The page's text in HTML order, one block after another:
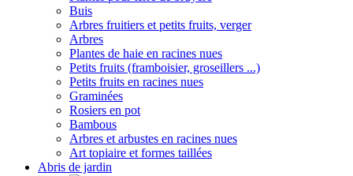
Buis
Arbres fruitiers et petits fruits, verger
Arbres
Plantes de haie en racines nues
Petits fruits (framboisier, groseillers ...)
Petits fruits en racines nues
Graminées
Rosiers en pot
Bambous
Arbres et arbustes en racines nues
Art topiaire et formes taillées
Abris de jardin